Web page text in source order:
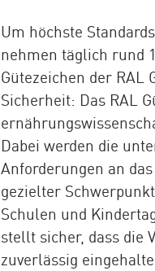
Um höchste
nehmen täglich rund
Gütezeichen der RAL
Sicherheit: Das RAL
Dabei werden die
Anforderungen an
gezielter
Schulen und
stellt sicher, dass die
zuverlässig